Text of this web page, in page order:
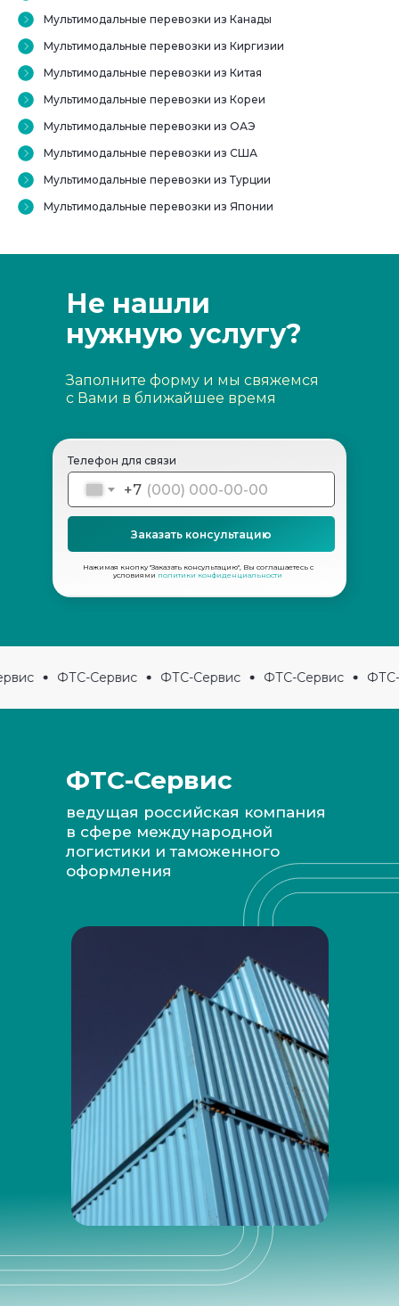
Мультимодальные перевозки из Канады
Мультимодальные перевозки из Киргизии
Мультимодальные перевозки из Китая
Мультимодальные перевозки из Кореи
Мультимодальные перевозки из ОАЭ
Мультимодальные перевозки из США
Мультимодальные перевозки из Турции
Мультимодальные перевозки из Японии
Нажимая кнопку "Заказать консультацию", Вы соглашаетесь с
условиями политики конфиденциальности
Телефон для связи
+7
Заказать консультацию
Не нашли
нужную услугу?
Заполните форму и мы свяжемся
с Вами в ближайшее время
ФТС-Сервис ФТС-Сервис ФТС-Сервис ФТС-
ведущая российская компания
в сфере международной
логистики и таможенного
оформления
ФТС-Сервис